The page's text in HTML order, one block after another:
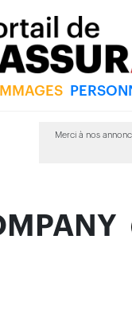
Merci à nos